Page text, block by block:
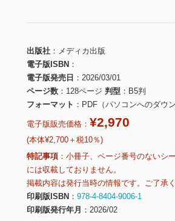
出版社
メディカ出版
電子版ISBN
電子版発売日
2026/03/01
ページ数
128ページ 判型
B5判
フォーマット
PDF（パソコンへのダウ
電子版販売価格： ¥2,970
(本体¥2,700＋税10％)
特記事項
小冊子、ページ番号のないシ
には収載しておりません。
掲載内容は発行当時の情報です。ご了承く
印刷版ISBN
978-4-8404-9006-1
印刷版発行年月
2026/02